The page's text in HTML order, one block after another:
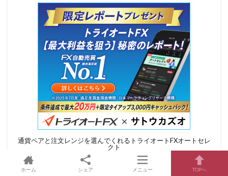
通貨ペアと注文レンジを選んでくれるトライオートFXオートセレ
クト
ホーム シェア メニュー TOPへ